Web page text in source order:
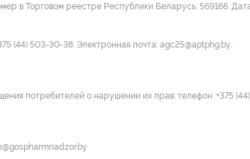
в Торговом реестре Республики Беларусь: 569166.
(44) 503-30-38. Электронная почта: agc25@aptphg.by.
потребителей о нарушении их прав: телефон: +375